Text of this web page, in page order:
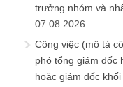
trưởng nhóm và
07.08.2026
Công việc (mô tả
phó tổng giám đốc
hoặc giám đốc